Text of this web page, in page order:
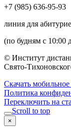
+7 (985) 636-95-93
линия для
(по будням с 10:00
© Институт
Свято-
Скачать
Политика
Переключить на
Scroll to top
×